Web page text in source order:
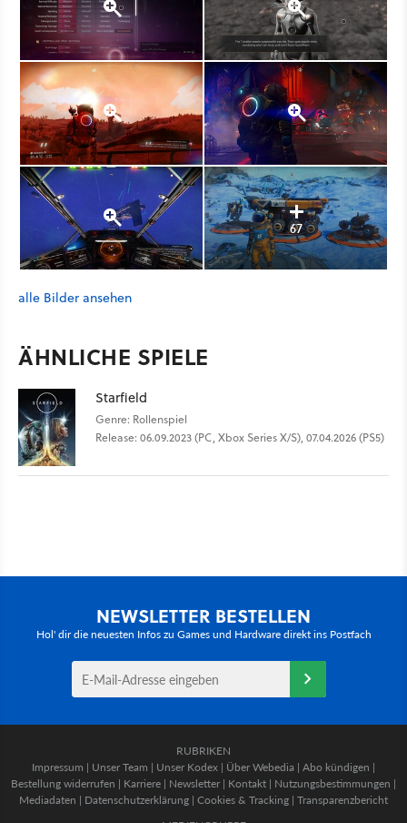
67
alle Bilder ansehen
ÄHNLICHE SPIELE
Starfield
Genre: Rollenspiel
Release: 06.09.2023 (PC, Xbox Series X/S), 07.04.2026 (PS5)
NEWSLETTER BESTELLEN
Hol' dir die neuesten Infos zu Games und Hardware direkt ins Postfach
RUBRIKEN
Impressum | Unser Team | Unser Kodex | Über Webedia | Abo kündigen |
Bestellung widerrufen | Karriere | Newsletter | Kontakt | Nutzungsbestimmungen |
Mediadaten | Datenschutzerklärung | Cookies & Tracking | Transparenzbericht